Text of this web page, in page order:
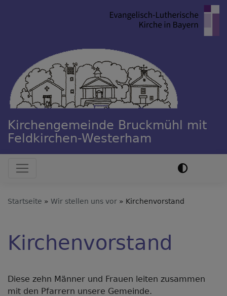
Kirchengemeinde Bruckmühl mit
Feldkirchen-Westerham
Hauptnavigation
Startseite Wir stellen uns vor Kirchenvorstand
Kirchenvorstand
Diese zehn Männer und Frauen leiten zusammen
mit den Pfarrern unsere Gemeinde.